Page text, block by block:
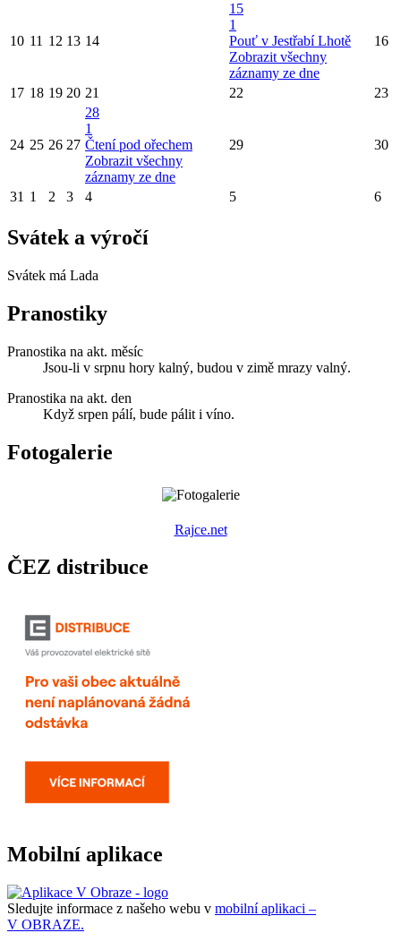
10 11 12 13 14
15
1
Pouť v Jestřabí Lhotě
Zobrazit všechny
záznamy ze dne
16
17 18 19 20 21 22 23
24 25 26 27
28
1
Čtení pod ořechem
Zobrazit všechny
záznamy ze dne
29 30
31 1 2 3 4 5 6
Svátek a výročí
Svátek má Lada
Pranostiky
Pranostika na akt. měsíc
Jsou-li v srpnu hory kalný, budou v zimě mrazy valný.
Pranostika na akt. den
Když srpen pálí, bude pálit i víno.
Fotogalerie
Rajce.net
ČEZ distribuce
Mobilní aplikace
Sledujte informace z našeho webu v mobilní aplikaci –
V OBRAZE.